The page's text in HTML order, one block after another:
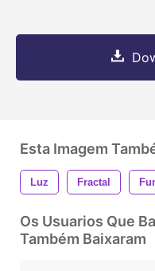
Esta Imagem
Luz Fractal
Os Usuarios Que
Também Baixaram